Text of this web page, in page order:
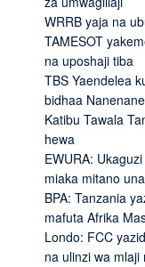
WRRB yaja na
TAMESOT
na uposhaji tiba
TBS Yaendelea
bidhaa
Katibu Tawala
hewa
EWURA:
miaka mitano
BPA: Tanzania
mafuta Afrika
Londo: FCC
na ulinzi wa mlaji